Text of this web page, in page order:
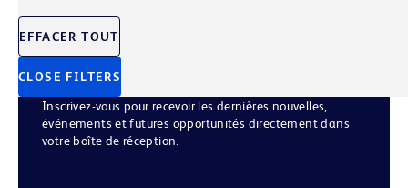
EFFACER TOUT
CLOSE FILTERS
notre bassin de
talents
Inscrivez-vous pour recevoir les dernières nouvelles,
événements et futures opportunités directement dans
votre boîte de réception.